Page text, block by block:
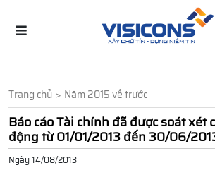
Trang chủ Năm 2015 về trước
Báo cáo Tài chính đã được soát xét
động từ 01/01/2013 đến 30/06/
Ngày 14/08/2013